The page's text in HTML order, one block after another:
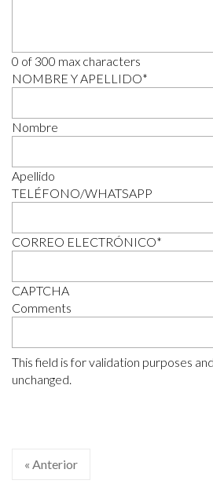
0 of 300 max characters
NOMBRE Y APELLIDO*
Nombre
Apellido
TELÉFONO/WHATSAPP
CORREO ELECTRÓNICO*
CAPTCHA
Comments
This field is for validation purposes
unchanged.
« Anterior